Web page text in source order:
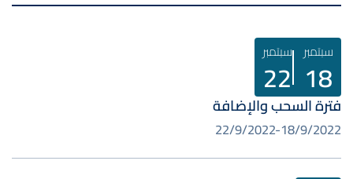
سبتمبر
18
سبتمبر
22
فترة السحب والإضافة
18/9/2022
22/9/2022